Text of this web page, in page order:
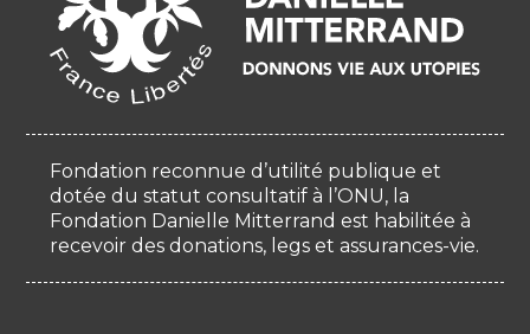
Fondation reconnue d’utilité publique et
dotée du statut consultatif à l’ONU, la
Fondation Danielle Mitterrand est habilitée à
recevoir des donations, legs et assurances-vie.